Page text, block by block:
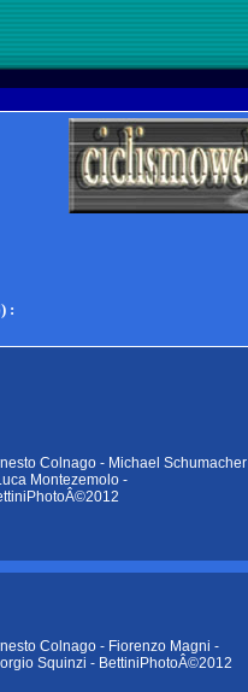
:
Colnago - Michael Schumacher
Montezemolo -
Colnago - Fiorenzo Magni -
Squinzi - BettiniPhotoÂ©2012